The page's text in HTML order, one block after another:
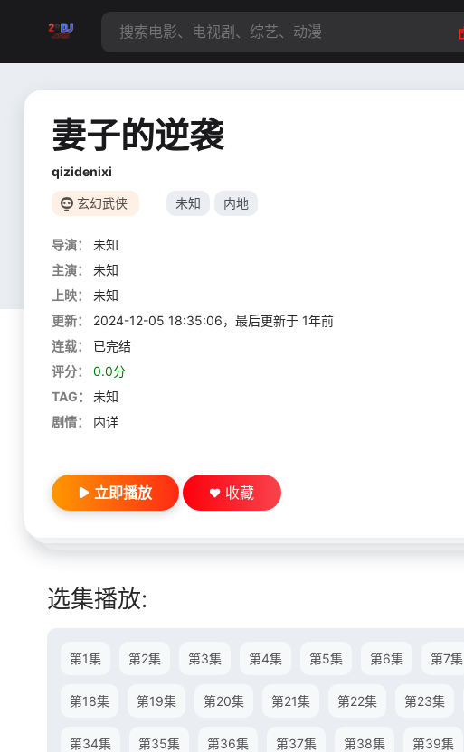
妻子的逆袭
qizidenixi
玄幻武侠 未知 内地
导演：
未知
主演：
未知
上映：
未知
更新：
2024-12-05 18:35:06，最后更新于 1年前
连载：
已完结
评分：
0.0分
TAG：
未知
剧情：
内详
立即播放 收藏
选集播放:
第1集 第2集 第3集 第4集 第5集 第6集 第7集
第18集 第19集 第20集 第21集 第22集 第23集
第34集 第35集 第36集 第37集 第38集 第39集